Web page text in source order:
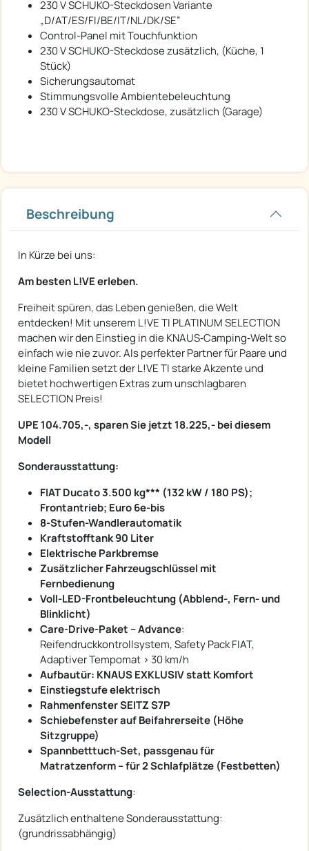
230 V SCHUKO-Steckdosen Variante
„D/AT/ES/FI/BE/IT/NL/DK/SE“
Control-Panel mit Touchfunktion
230 V SCHUKO-Steckdose zusätzlich, (Küche, 1
Stück)
Sicherungsautomat
Stimmungsvolle Ambientebeleuchtung
230 V SCHUKO-Steckdose, zusätzlich (Garage)
Beschreibung
In Kürze bei uns:
Am besten L!VE erleben.
Freiheit spüren, das Leben genießen, die Welt
entdecken! Mit unserem L!VE TI PLATINUM SELECTION
machen wir den Einstieg in die KNAUS‐Camping‐Welt so
einfach wie nie zuvor. Als perfekter Partner für Paare und
kleine Familien setzt der L!VE TI starke Akzente und
bietet hochwertigen Extras zum unschlagbaren
SELECTION Preis!
UPE 104.705,-, sparen Sie jetzt 18.225,- bei diesem
Modell
Sonderausstattung:
FIAT Ducato 3.500 kg*** (132 kW / 180 PS);
Frontantrieb; Euro 6e-bis
8-Stufen-Wandlerautomatik
Kraftstofftank 90 Liter
Elektrische Parkbremse
Zusätzlicher Fahrzeugschlüssel mit
Fernbedienung
Voll-LED-Frontbeleuchtung (Abblend-, Fern- und
Blinklicht)
Care-Drive-Paket – Advance:
Reifendruckkontrollsystem, Safety Pack FIAT,
Adaptiver Tempomat > 30 km/h
Aufbautür: KNAUS EXKLUSIV statt Komfort
Einstiegstufe elektrisch
Rahmenfenster SEITZ S7P
Schiebefenster auf Beifahrerseite (Höhe
Sitzgruppe)
Spannbetttuch-Set, passgenau für
Matratzenform – für 2 Schlafplätze (Festbetten)
Selection-Ausstattung:
Zusätzlich enthaltene Sonderausstattung:
(grundrissabhängig)